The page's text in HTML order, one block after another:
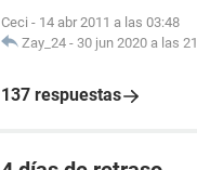
Ceci - 14 abr 2011 a las 03:48
Zay_24 - 30 jun 2020 a las
137 respuestas